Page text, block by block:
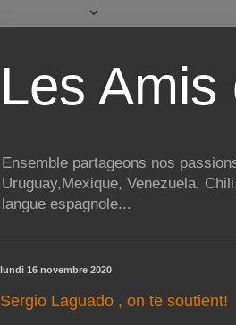
Les
Ensemble partageons nos
Uruguay,Mexique, Venezuela,
langue espagnole...
lundi 16 novembre 2020
Sergio Laguado , on te soutient!